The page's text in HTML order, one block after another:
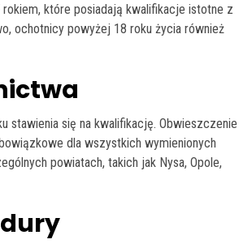
które posiadają kwalifikacje istotne z
ochotnicy powyżej 18 roku życia również
stawienia się na kwalifikację. Obwieszczenie
dla wszystkich wymienionych
powiatach, takich jak Nysa, Opole,